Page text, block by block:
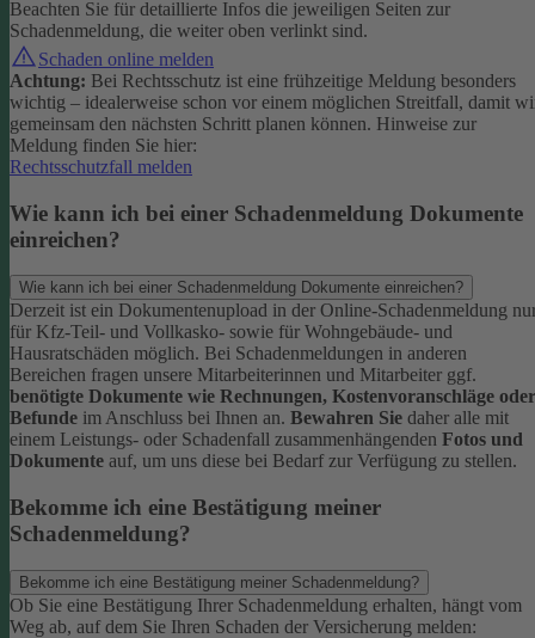
Beachten Sie für detaillierte Infos die jeweiligen Seiten zur
Schadenmeldung, die weiter oben verlinkt sind.
Schaden online melden
Achtung: Bei Rechtsschutz ist eine frühzeitige Meldung besonders
wichtig – idealerweise schon vor einem möglichen Streitfall, damit
gemeinsam den nächsten Schritt planen können. Hinweise zur
Meldung finden Sie hier:
Rechtsschutzfall melden
Wie kann ich bei einer Schadenmeldung Dokumente
einreichen?
Wie kann ich bei einer Schadenmeldung Dokumente einreichen?
Derzeit ist ein Dokumentenupload in der Online-Schadenmeldung
für Kfz-Teil- und Vollkasko- sowie für Wohngebäude- und
Hausratschäden möglich. Bei Schadenmeldungen in anderen
Bereichen fragen unsere Mitarbeiterinnen und Mitarbeiter ggf.
benötigte Dokumente wie Rechnungen, Kostenvoranschläge oder
Befunde im Anschluss bei Ihnen an. Bewahren Sie daher alle mit
einem Leistungs- oder Schadenfall zusammenhängenden Fotos und
Dokumente auf, um uns diese bei Bedarf zur Verfügung zu stellen.
Bekomme ich eine Bestätigung meiner
Schadenmeldung?
Bekomme ich eine Bestätigung meiner Schadenmeldung?
Ob Sie eine Bestätigung Ihrer Schadenmeldung erhalten, hängt vom
Weg ab, auf dem Sie Ihren Schaden der Versicherung melden: